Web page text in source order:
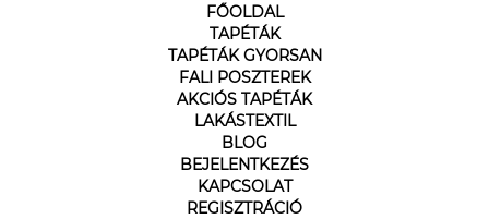
FŐOLDAL
TAPÉTÁK
TAPÉTÁK GYORSAN
FALI POSZTEREK
AKCIÓS TAPÉTÁK
LAKÁSTEXTIL
BLOG
BEJELENTKEZÉS
KAPCSOLAT
REGISZTRÁCIÓ